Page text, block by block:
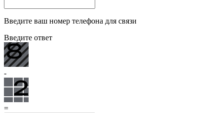
Введите ваш номер телефона для связи
Введите ответ
-
=